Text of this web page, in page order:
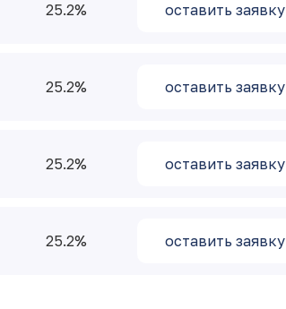
25.2 оставить заявку
25.2 оставить заявку
25.2 оставить заявку
25.2 оставить заявку